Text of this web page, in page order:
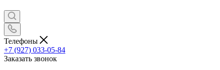
Телефоны
+7 (927) 033-05-84
Заказать звонок